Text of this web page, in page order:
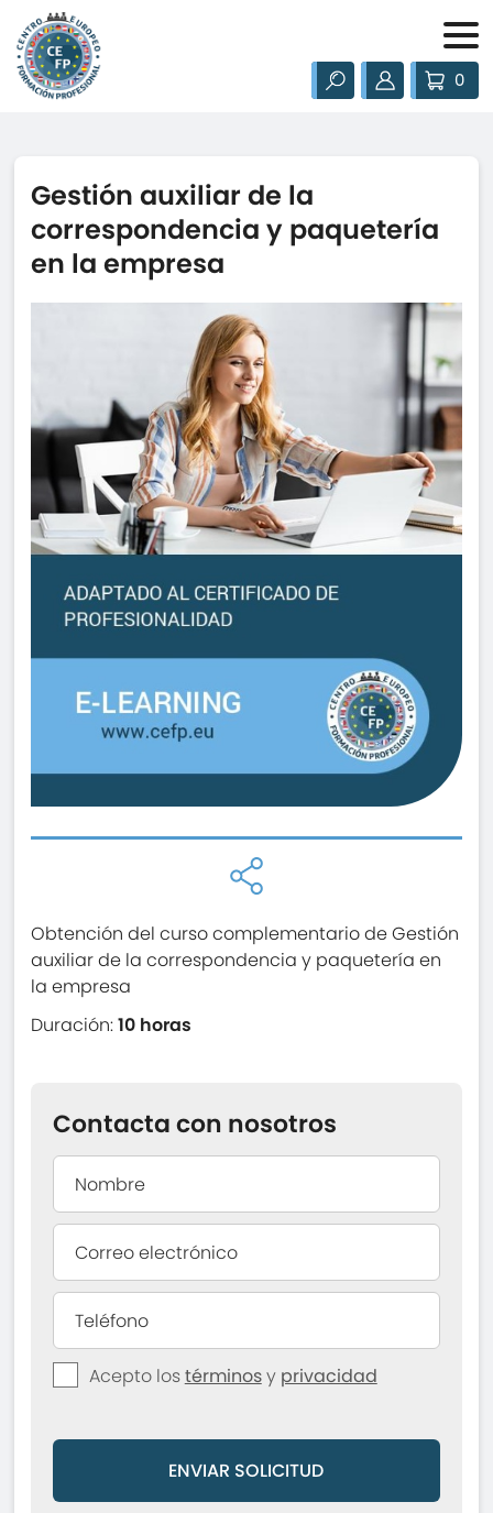
0
Gestión auxiliar de la
correspondencia y paquetería
en la empresa
Obtención del curso complementario de Gestión
auxiliar de la correspondencia y paquetería en
la empresa
Duración:10 horas
Contacta con nosotros
Acepto lostérminosy privacidad
ENVIAR SOLICITUD